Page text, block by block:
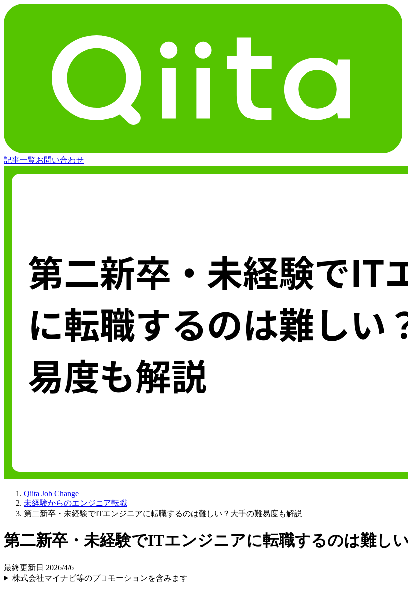
記事一覧お問い合わせ
Qiita Job Change
未経験からのエンジニア転職
第二新卒・未経験でITエンジニアに転職するのは難しい？大手の難易度も解説
第二新卒・未経験でITエンジニアに転職するのは難し
最終更新日 2026/4/6
株式会社マイナビ等のプロモーションを含みます